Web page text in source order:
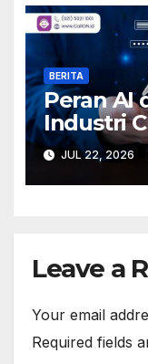
BERITA
Peran AI
Industri
Indonesia
JUL 22, 2026
Leave a
Your email
Required fields